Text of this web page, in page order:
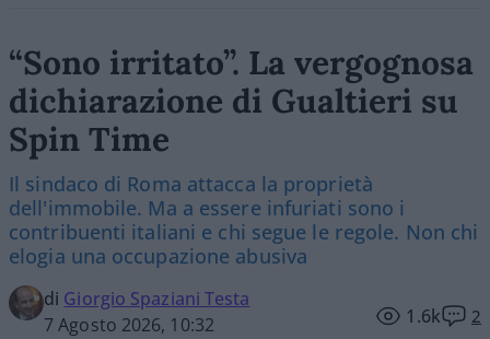
“Sono irritato”. La vergognosa
dichiarazione di Gualtieri su
Spin Time
Il sindaco di Roma attacca la proprietà
dell'immobile. Ma a essere infuriati sono i
contribuenti italiani e chi segue le regole. Non chi
elogia una occupazione abusiva
di Giorgio Spaziani Testa
7 Agosto 2026, 10:32
1.6k 2